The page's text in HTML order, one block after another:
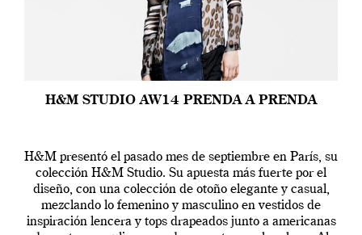
H&M STUDIO AW14 PRENDA A PRENDA
H&M presentó el pasado mes de septiembre en París, su
colección H&M Studio. Su apuesta más fuerte por el
diseño, con una colección de otoño elegante y casual,
mezclando lo femenino y masculino en vestidos de
inspiración lencera y tops drapeados junto a americanas